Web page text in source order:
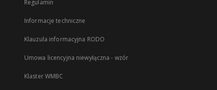
Regulamin
Informacje techniczne
Klauzula informacyjna RODO
Umowa licencyjna niewyłączna - wzór
Klaster WMBC